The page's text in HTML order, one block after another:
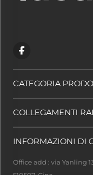
CATEGORIA
COLLEGAMENTI
INFORMAZIONI DI
Office add : via Yanling